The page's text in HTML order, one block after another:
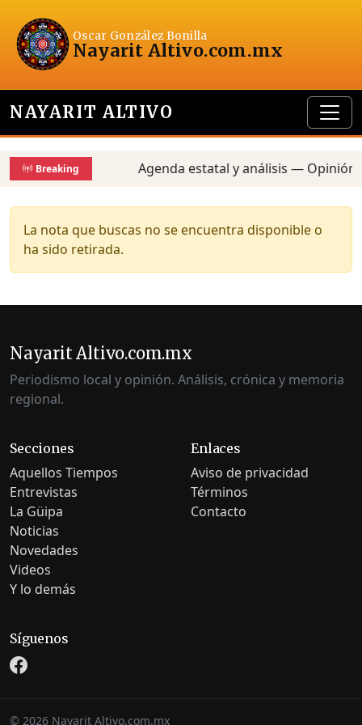
Oscar González Bonilla
Nayarit Altivo.com.mx
NAYARIT ALTIVO
Breaking Agenda estatal y análisis —
La nota que buscas no se encuentra disponible o
ha sido retirada.
Nayarit Altivo.com.mx
Periodismo local y opinión. Análisis, crónica y memoria
regional.
Secciones
Aquellos Tiempos
Entrevistas
La Güipa
Noticias
Novedades
Videos
Y lo demás
Enlaces
Aviso de privacidad
Términos
Contacto
Síguenos
© 2026 Nayarit Altivo.com.mx